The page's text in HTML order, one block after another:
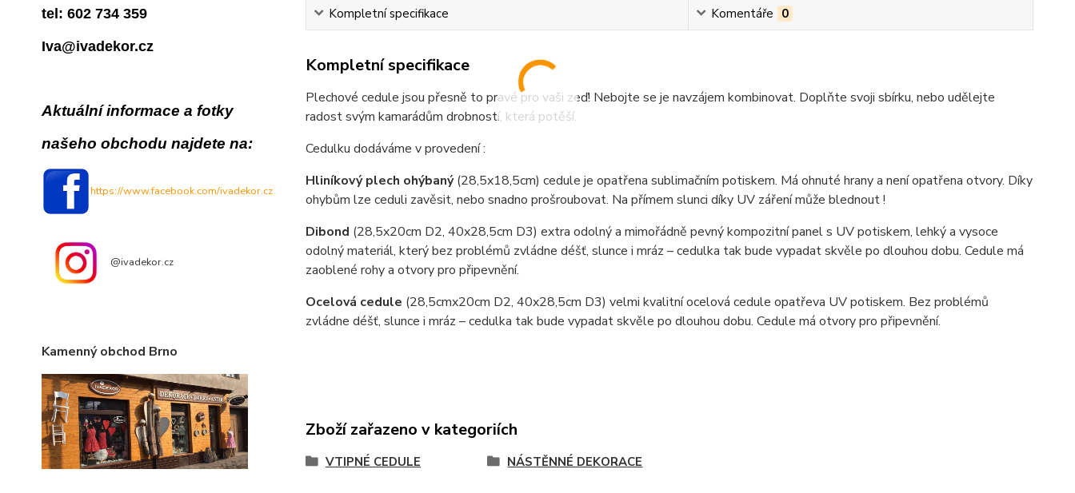
tel: 602 734 359
Iva@ivadekor.cz
Aktuální informace a fotky
našeho obchodu najdete na:
https://www.facebook.com/ivadekor.cz
@ivadekor.cz
Kamenný obchod Brno
Kompletní specifikace Komentáře 0
Kompletní specifikace
Plechové cedule jsou přesně to pravé pro vaši zeď! Nebojte se je navzájem kombinovat. Doplňte svoji sbírku, nebo udělejte
radost svým kamarádům drobností, která potěší.
Cedulku dodáváme v provedení :
Hliníkový plech ohýbaný(28,5x18,5cm) cedule je opatřena sublimačním potiskem. Má ohnuté hrany a není opatřena otvory. Díky
ohybům lze ceduli zavěsit, nebo snadno prošroubovat. Na přímem slunci díky UV záření může blednout !
Dibond (28,5x20cm D2, 40x28,5cm D3) extra odolný a mimořádně pevný kompozitní panel s UV potiskem, lehký a vysoce
odolný materiál, který bez problémů zvládne déšť, slunce i mráz – cedulka tak bude vypadat skvěle po dlouhou dobu. Cedule má
zaoblené rohy a otvory pro připevnění.
Ocelová cedule (28,5cmx20cm D2, 40x28,5cm D3) velmi kvalitní ocelová cedule opatřeva UV potiskem. Bez problémů
zvládne déšť, slunce i mráz – cedulka tak bude vypadat skvěle po dlouhou dobu. Cedule má otvory pro připevnění.
Zboží zařazeno v kategoriích
VTIPNÉ CEDULE NÁSTĚNNÉ DEKORACE